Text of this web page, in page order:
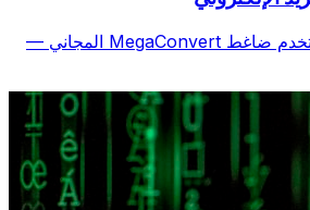
لتصغير PDF للبريد، استخدم ضاغط MegaConvert المجاني —